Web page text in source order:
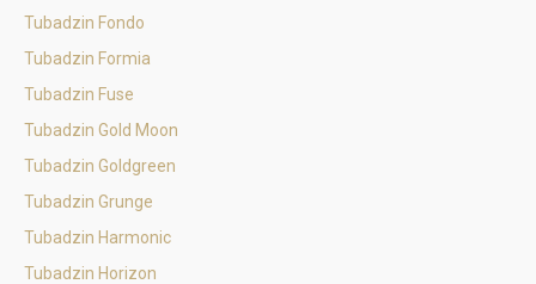
Tubadzin Fondo
Tubadzin Formia
Tubadzin Fuse
Tubadzin Gold Moon
Tubadzin Goldgreen
Tubadzin Grunge
Tubadzin Harmonic
Tubadzin Horizon